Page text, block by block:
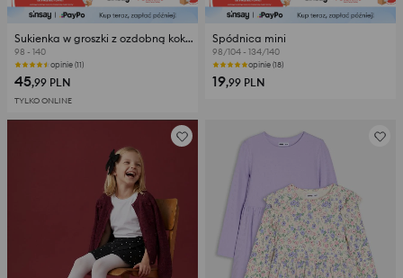
Sukienka w groszki z ozdobną kokardą
98 - 140
opinie (11)
45,99 PLN
TYLKO ONLINE
Spódnica mini
98/104 - 134/140
opinie (18)
19,99 PLN